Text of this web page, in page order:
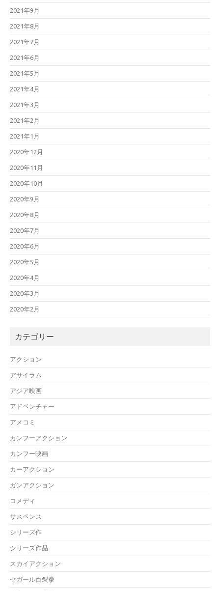
2021年9月
2021年8月
2021年7月
2021年6月
2021年5月
2021年4月
2021年3月
2021年2月
2021年1月
2020年12月
2020年11月
2020年10月
2020年9月
2020年8月
2020年7月
2020年6月
2020年5月
2020年4月
2020年3月
2020年2月
カテゴリー
アクション
アサイラム
アジア映画
アドベンチャー
アメコミ
カンフーアクション
カンフー映画
カーアクション
ガンアクション
コメディ
サスペンス
シリーズ作
シリーズ作品
スカイアクション
セガール百裂拳